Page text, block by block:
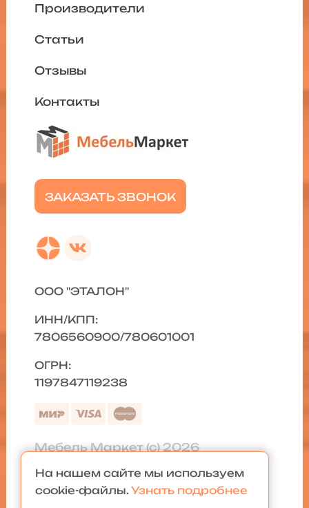
ЗАКАЗАТЬ ЗВОНОК
Производители
Статьи
Отзывы
Контакты
ООО "ЭТАЛОН"
ИНН/КПП:
7806560900/780601001
ОГРН:
1197847119238
Мебель Маркет (с) 2026
Политика конфиденциальности
Карта сайта
На нашем сайте мы используем
cookie-файлы. Узнать подробнее